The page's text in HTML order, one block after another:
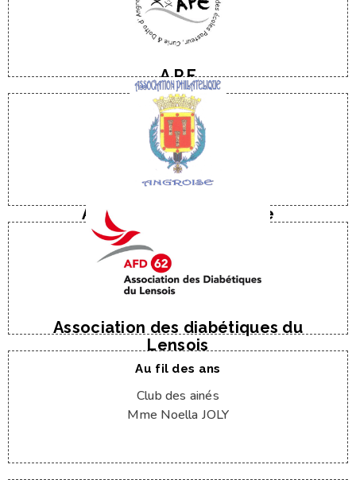
A.P.E
Ass. des parents d'élèves
Mme Laetitia Ousmane
Tel : 07 77 91 90 93
Association philatélique
M. M. Louis BOBER
Tel : 06 82 65 70 17
E-Mail
Association des diabétiques du
Lensois
M. Bernard DELLIS
Tel : 06 62 28 96 93
E-Mail
Au fil des ans
Club des ainés
Mme Noella JOLY